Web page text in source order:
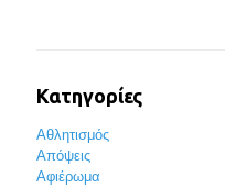
Κατηγορίες
Αθλητισμός
Απόψεις
Αφιέρωμα